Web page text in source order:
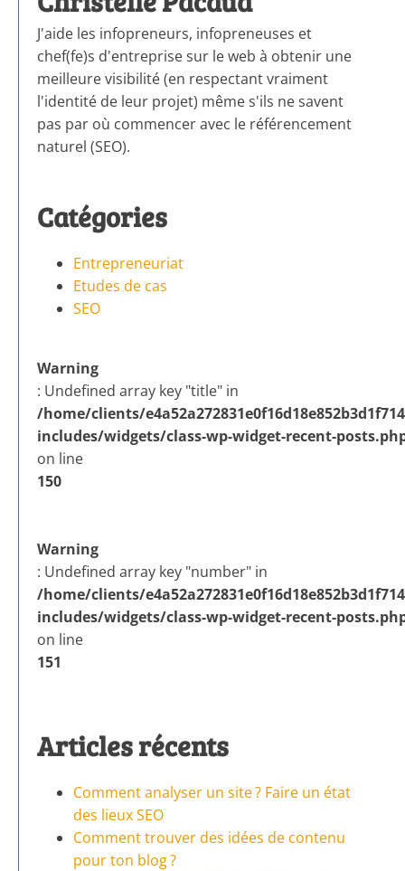
J'aide les infopreneurs, infopreneuses et
chef(fe)s d'entreprise sur le web à obtenir une
meilleure visibilité (en respectant vraiment
l'identité de leur projet) même s'ils ne savent
pas par où commencer avec le référencement
naturel (SEO).
Catégories
Entrepreneuriat
Etudes de cas
SEO
Warning
: Undefined array key "title" in
/home/clients/
includes/widgets/class-wp-widget-recent-
on line
150
Warning
: Undefined array key "number" in
/home/clients/
includes/widgets/class-wp-widget-recent-
on line
151
Articles récents
Comment analyser un site ? Faire un état
des lieux SEO
Comment trouver des idées de contenu
pour ton blog ?